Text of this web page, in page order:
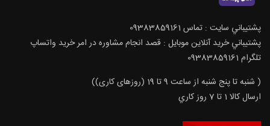
پشتيباني سايت : تماس 09383859161
پشتيباني خريد آنلاين موبايل : قصد انجام مشاوره در امر خرید واتساپ
تلگرام 09383859161
( شنبه تا پنج شنبه از ساعت 9 تا 19 (روزهای کاری))
ارسال كالا 1 تا 7 روز كاري